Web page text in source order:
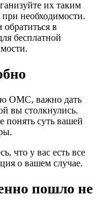
их таким
необходимости.
в
бесплатной
ОМС, важно дать
вы столкнулись.
понять суть вашей
что у вас есть все
о вашем случае.
пошло не